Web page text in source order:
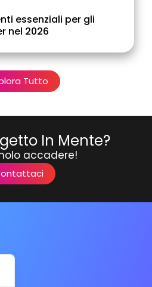
essenziali per gli
nel 2026
Tutto
In Mente?
accadere!